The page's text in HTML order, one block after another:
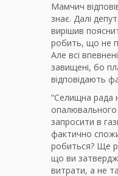
Мамчич
знає. Далі
вирішив
робить, що не
Але всі
завищені, бо
відповідають
“Селищна рада
запросити в
фактично
робиться? Ще
що ви
витрати, а не